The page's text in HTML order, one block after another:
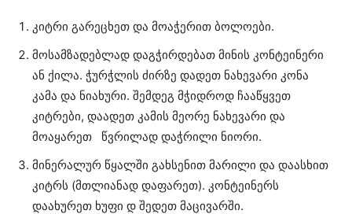
კიტრი გარეცხეთ და მოაჭერით ბოლოები.
მოსამზადებლად დაგჭირდებათ მინის კონტეინერი
ან ქილა. ჭურჭლის ძირზე დადეთ ნახევარი კონა
კამა და ნიახური. შემდეგ მჭიდროდ ჩააწყვეთ
კიტრები, დაადეთ კამის მეორე ნახევარი და
მოაყარეთ წვრილად დაჭრილი ნიორი.
მინერალურ წყალში გახსენით მარილი და დაასხით
კიტრს (მთლიანად დაფარეთ). კონტეინერს
დაახურეთ ხუფი დ შედეთ მაცივარში.